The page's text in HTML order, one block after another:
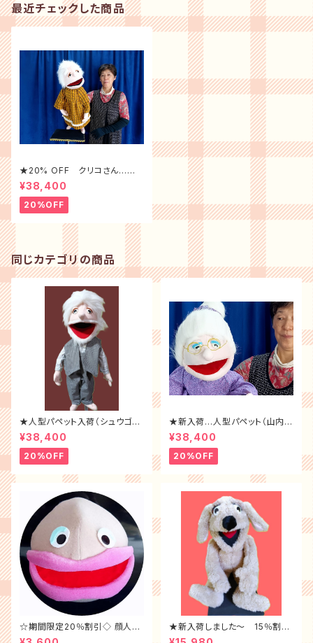
最近チェックした商品
★20% OFF クリコさん…人
型 手作りパペット逸品
¥38,400
20%OFF
同じカテゴリの商品
★人型パペット入荷（シュウゴロ
ウさん）
¥38,400
20%OFF
★新入荷…人型パペット（山内サ
ダコさん）大特価20％引き
¥38,400
20%OFF
☆期間限定20％割引◇ 顔人形
！★会員サービス有
★新入荷しました～ 15％割
引 ラッキー・ドッグ 薄茶色～